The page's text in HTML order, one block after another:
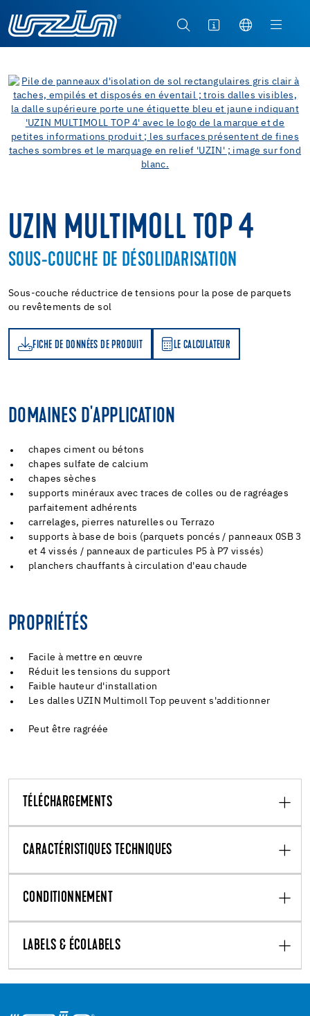
UZIN MULTIMOLL TOP 4
SOUS-COUCHE DE DÉSOLIDARISATION
Sous-couche réductrice de tensions pour la pose de parquets
ou revêtements de sol
FICHE DE DONNÉES DE PRODUIT LE CALCULATEUR
LE CALCULATEUR
DOMAINES D'APPLICATION
chapes ciment ou bétons
chapes sulfate de calcium
chapes sèches
supports minéraux avec traces de colles ou de ragréages
parfaitement adhérents
carrelages, pierres naturelles ou Terrazo
supports à base de bois (parquets poncés / panneaux 0SB 3
et 4 vissés / panneaux de particules P5 à P7 vissés)
planchers chauffants à circulation d'eau chaude
PROPRIÉTÉS
Facile à mettre en œuvre
Réduit les tensions du support
Faible hauteur d'installation
Les dalles UZIN Multimoll Top peuvent s'additionner
Peut être ragréée
TÉLÉCHARGEMENTS
CARACTÉRISTIQUES TECHNIQUES
CONDITIONNEMENT
LABELS & ÉCOLABELS